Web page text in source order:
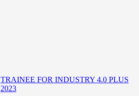
TRAINEE FOR INDUSTRY 4.0 PLUS
2023